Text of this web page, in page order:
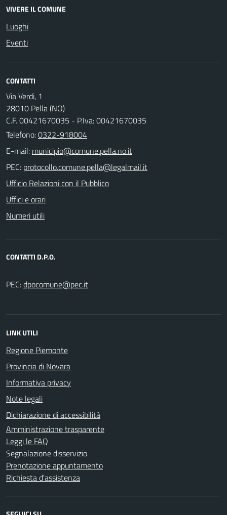
VIVERE IL COMUNE
Luoghi
Eventi
CONTATTI
Via Verdi, 1
28010 Pella (NO)
C.F. 00421670035 - P.Iva: 00421670035
Telefono:0322-918004
E-mail:
PEC:
Ufficio Relazioni con il Pubblico
Uffici e orari
Numeri utili
CONTATTI D.P.O.
PEC:
LINK UTILI
Regione Piemonte
Provincia di Novara
Informativa privacy
Note legali
Dichiarazione di accessibilità
Amministrazione trasparente
Leggi le FAQ
Segnalazione disservizio
Prenotazione appuntamento
Richiesta d'assistenza